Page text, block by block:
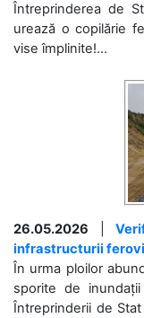
Întreprinderea de
urează o copilărie
vise împlinite!...
26.05.2026 |
infrastructurii
În urma ploilor
sporite de
Întreprinderii de